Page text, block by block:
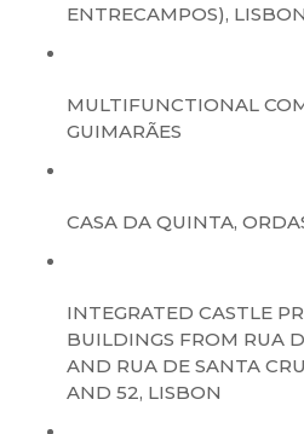
ENTRECAMPOS), LISBON
MULTIFUNCTIONAL
GUIMARÃES
CASA DA QUINTA,
INTEGRATED CASTLE
BUILDINGS FROM RUA
AND RUA DE SANTA
AND 52, LISBON